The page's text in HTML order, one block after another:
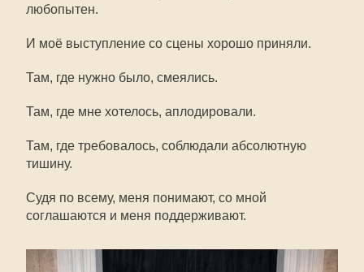
любопытен.
И моё выступление со сцены хорошо приняли.
Там, где нужно было, смеялись.
Там, где мне хотелось, аплодировали.
Там, где требовалось, соблюдали абсолютную
тишину.
Судя по всему, меня понимают, со мной
соглашаются и меня поддерживают.